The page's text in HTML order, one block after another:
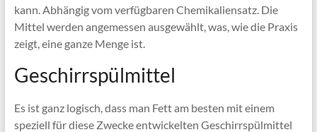
kann. Abhängig vom verfügbaren Chemikaliensatz. Die
Mittel werden angemessen ausgewählt, was, wie die Praxis
zeigt, eine ganze Menge ist.
Geschirrspülmittel
Es ist ganz logisch, dass man Fett am besten mit einem
speziell für diese Zwecke entwickelten Geschirrspülmittel